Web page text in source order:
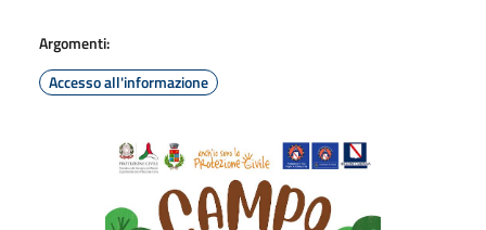
Argomenti:
Accesso all'informazione